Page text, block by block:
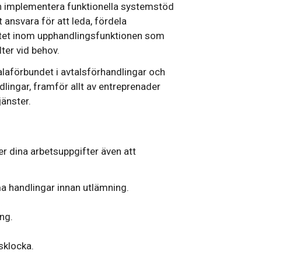
implementera funktionella systemstöd
ansvara för att leda, fördela
inom upphandlingsfunktionen som
vid behov.
i avtalsförhandlingar och
framför allt av entreprenader
dina arbetsuppgifter även att
handlingar innan utlämning.